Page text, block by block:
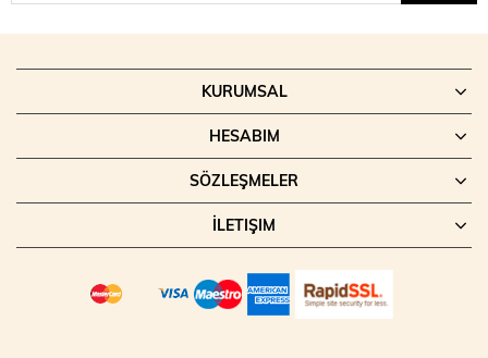
KURUMSAL
HESABIM
SÖZLEŞMELER
İLETIŞIM